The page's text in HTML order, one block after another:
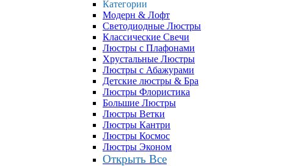
Категории
Модерн & Лофт
Светодиодные Люстры
Классические Свечи
Люстры с Плафонами
Хрустальные Люстры
Люстры с Абажурами
Детские люстры & Бра
Люстры Флористика
Большие Люстры
Люстры Ветки
Люстры Кантри
Люстры Космос
Люстры Эконом
Открыть Все